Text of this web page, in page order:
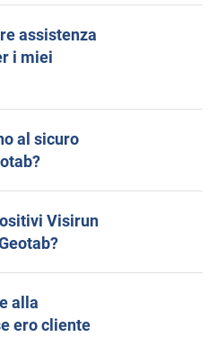
assistenza
i miei
al sicuro
Visirun
alla
ero cliente